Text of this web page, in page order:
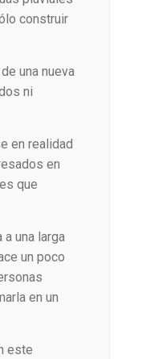
construir
una nueva
ni
en realidad
en
que
una larga
un poco
en un
este